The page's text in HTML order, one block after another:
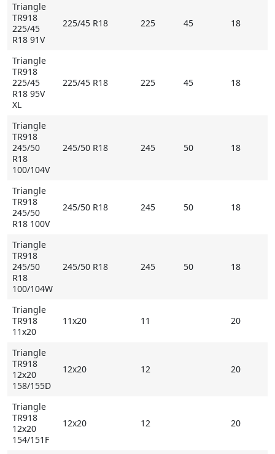
Triangle
TR918
225/45
R18 91V
225/45 R18 225 45 18
Triangle
TR918
225/45
R18 95V
XL
225/45 R18 225 45 18
Triangle
TR918
245/50
R18
100/104V
245/50 R18 245 50 18
Triangle
TR918
245/50
R18 100V
245/50 R18 245 50 18
Triangle
TR918
245/50
R18
100/104W
245/50 R18 245 50 18
Triangle
TR918
11x20
11x20 11 20
Triangle
TR918
12x20
158/155D
12x20 12 20
Triangle
TR918
12x20
154/151F
12x20 12 20